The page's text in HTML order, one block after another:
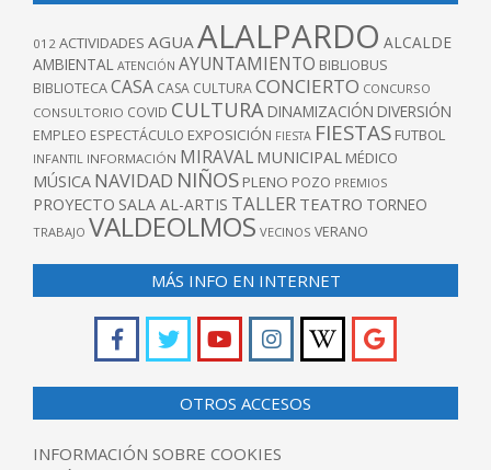
012 ACTIVIDADES AGUAALALPARDO ALCALDE
AMBIENTAL ATENCIÓN AYUNTAMIENTO BIBLIOBUS
BIBLIOTECACASA CASA CULTURACONCIERTO CONCURSO
CONSULTORIO COVID CULTURA DINAMIZACIÓN DIVERSIÓN
EMPLEO ESPECTÁCULO EXPOSICIÓN FIESTA FIESTAS FUTBOL
INFANTIL INFORMACIÓN MIRAVAL MUNICIPAL MÉDICO
MÚSICA NAVIDAD NIÑOS PLENO POZO PREMIOS
PROYECTO SALA AL-ARTIS TALLER TEATRO TORNEO
TRABAJO VALDEOLMOS VECINOS VERANO
MÁS INFO EN INTERNET
OTROS ACCESOS
INFORMACIÓN SOBRE COOKIES